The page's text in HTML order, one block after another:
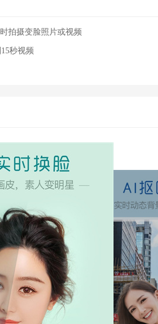
拍摄变脸照片或视频
秒视频